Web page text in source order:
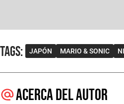
Tags: JAPÓN MARIO & SONIC
Acerca del autor